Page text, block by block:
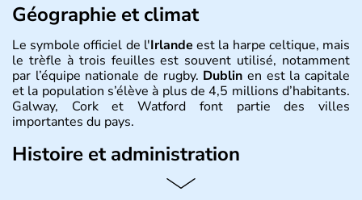
Géographie et climat
Le symbole officiel de l'Irlande est la harpe celtique, mais
le trèfle à trois feuilles est souvent utilisé, notamment
par l’équipe nationale de rugby. Dublinen est la capitale
et la population s’élève à plus de 4,5 millions d’habitants.
Galway, Cork et Watford font partie des villes
importantes du pays.
Histoire et administration
Les Celtes, arrivés en Irlande en 6500 avant J.C., sont